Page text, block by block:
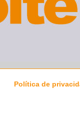
Política de